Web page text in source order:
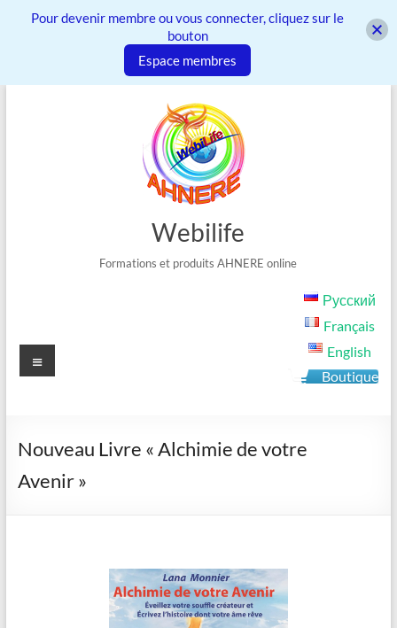
Webilife
Formations et produits AHNERE online
Русский
Français
English
Boutique
Menu
Nouveau Livre « Alchimie de votre
Avenir »
Pour devenir membre ou vous connecter, cliquez sur le
bouton
Espace membres